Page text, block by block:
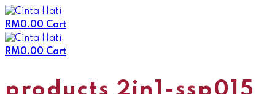
Skip
to
content
RM0.00 Cart
RM0.00 Cart
products 2in1-ssp015